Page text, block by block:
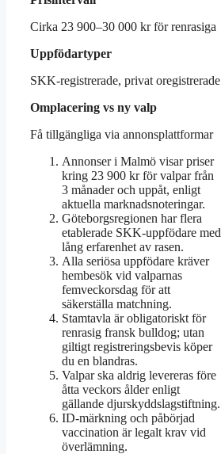
Cirka 23 900–30 000 kr för renrasiga
Uppfödartyper
SKK-registrerade, privat oregistrerade
Omplacering vs ny valp
Få tillgängliga via annonsplattformar
Annonser i Malmö visar priser
kring 23 900 kr för valpar från
3 månader och uppåt, enligt
aktuella marknadsnoteringar.
Göteborgsregionen har flera
etablerade SKK-uppfödare med
lång erfarenhet av rasen.
Alla seriösa uppfödare kräver
hembesök vid valparnas
femveckorsdag för att
säkerställa matchning.
Stamtavla är obligatoriskt för
renrasig fransk bulldog; utan
giltigt registreringsbevis köper
du en blandras.
Valpar ska aldrig levereras före
åtta veckors ålder enligt
gällande djurskyddslagstiftning.
ID-märkning och påbörjad
vaccination är legalt krav vid
överlämning.